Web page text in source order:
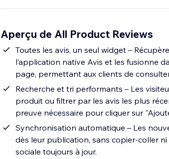
Aperçu de All Product Reviews
Toutes les avis, un seul widget –
l’application native Avis et les fusionne
page, permettant aux clients de
Recherche et tri performants – Les
produit ou filtrer par les avis les plus
preuve nécessaire pour cliquer sur
Synchronisation automatique – Les
dès leur publication, sans copier-coller
sociale toujours à jour.